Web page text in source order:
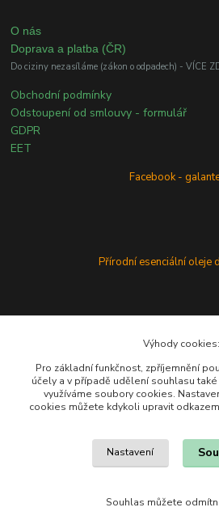
O nás
Doprava a platba (ČR)
Do ciziny nezasíláme (zákon o odpadech) - VÍCE
Obchodní podmínky
Odstoupení od smlouvy - formulář
GDPR
EET
Facebook -
Přírodní esenciální oleje
Výhody cookies:
Pro základní funkčnost, zpříjemnění
účely a v případě udělení souhlasu
využíváme soubory cookies.
cookies můžete kdykoli upravit
Nastavení
Souhlas můžete